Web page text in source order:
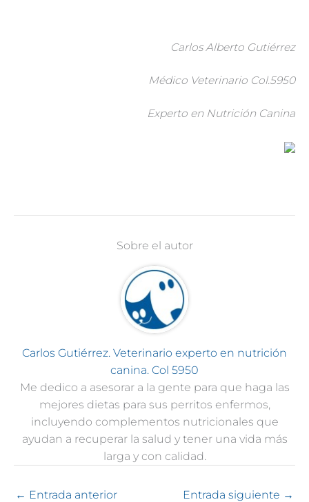
Carlos Alberto Gutiérrez
Médico Veterinario Col.5950
Experto en Nutrición Canina
Sobre el autor
Carlos Gutiérrez. Veterinario experto en nutrición
canina. Col 5950
Me dedico a asesorar a la gente para que haga las
mejores dietas para sus perritos enfermos,
incluyendo complementos nutricionales que
ayudan a recuperar la salud y tener una vida más
larga y con calidad.
← Entrada anterior Entrada siguiente →